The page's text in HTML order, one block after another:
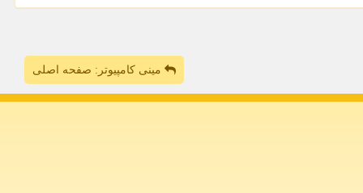
مینی کامپیوتر: صفحه اصلی